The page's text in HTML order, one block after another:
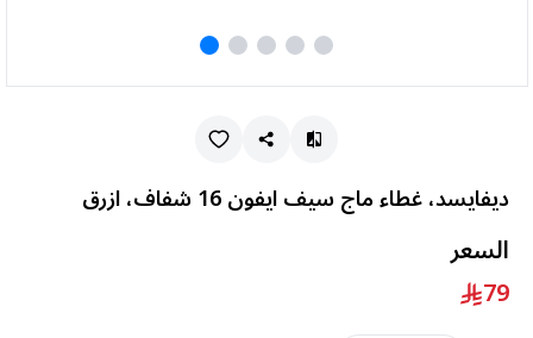
ديفايسد، غطاء ماج سيف ايفون 16 شفاف، ازرق
السعر
79